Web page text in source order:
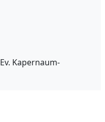
Ev. Kapernaum-